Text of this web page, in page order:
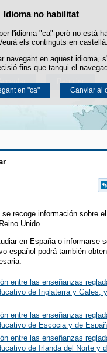
Política de cookies
cookies pròpies per facilitar
obtenir estadístiques d'ús i
a l'apartat "Cookies" del
Rebutjar
Idioma no habilitat
l'idioma "ca" però no està
els continguts en castellà.
navegant en aquest idioma,
fins que tanqui el
en "ca" Canviar al
Passar al contingut
recoge información sobre
Unido.
en España o informarse
español podrá también
entre las enseñanzas
de Inglaterra y Gales,
entre las enseñanzas
de Escocia y de
entre las enseñanzas
de Irlanda del Norte y